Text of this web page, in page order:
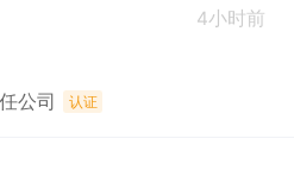
4小时前
公司 认证